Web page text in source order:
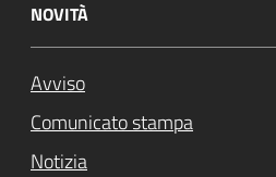
NOVITÀ
Avviso
Comunicato stampa
Notizia